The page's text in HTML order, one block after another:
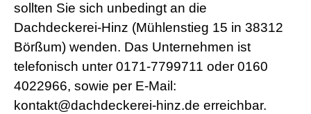
sollten Sie sich unbedingt an die
Dachdeckerei-Hinz (Mühlenstieg 15 in 38312
Börßum) wenden. Das Unternehmen ist
telefonisch unter 0171-7799711 oder 0160
4022966, sowie per E-Mail:
kontakt@dachdeckerei-hinz.de erreichbar.